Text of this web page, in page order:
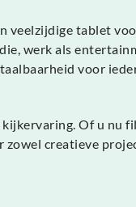
veelzijdige tablet
werk als
voor
Of u nu
creatieve